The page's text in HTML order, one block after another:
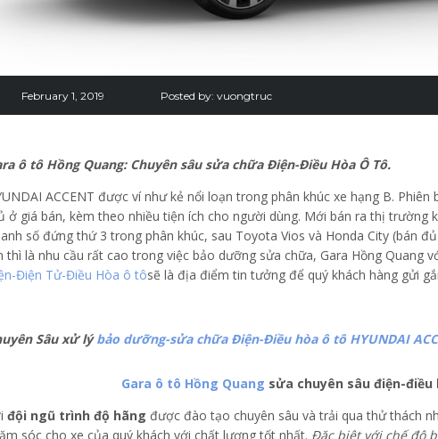
February 1, 2019 Posted by: vuongtruc
ô tô Hồng Quang: Chuyên sâu sửa chữa Điện-Điều Hòa Ô Tô.
ACCENT được ví như kẻ nổi loạn trong phân khúc xe hạng B.
ở giá bán, kèm theo nhiều tiện ích cho người dùng. Mới bán ra thị trường
số đứng thứ 3 trong phân khúc, sau Toyota Vios và Honda City (bán
thì là nhu cầu rất cao trong việc bảo dưỡng sửa chữa, Gara Hồng Quang
Điện Tử-Điều Hòa ô tôsẽ là địa điểm tin tưởng để quý khách hàng gửi
Sâu xử lýbảo dưỡng-sửa chữa Điện-Điều hòa ô tô HYUNDAI
Gara ô tô Hồng Quang sửa chuyên sâu điện-điều
đội ngũ trình độ hãng được đào tạo chuyên sâu và trải qua thử thách
sóc cho xe của quý khách với chất lượng tốt nhất. Đặc biệt với chế độ